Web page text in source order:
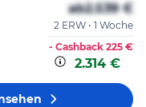
ab2.539 €
2 ERW • 1 Woche
- Cashback 225 €
2.314 €